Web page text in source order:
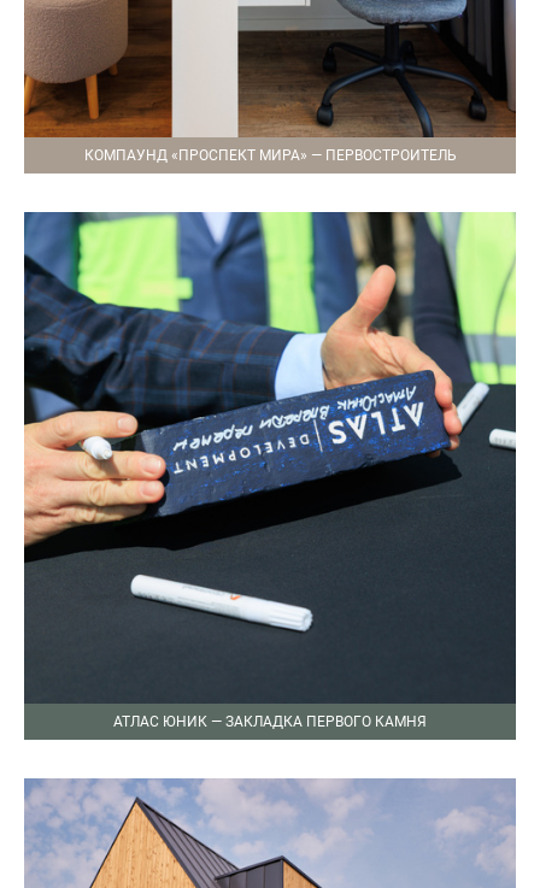
КОМПАУНД «ПРОСПЕКТ МИРА» — ПЕРВОСТРОИТЕЛЬ
АТЛАС ЮНИК — ЗАКЛАДКА ПЕРВОГО КАМНЯ